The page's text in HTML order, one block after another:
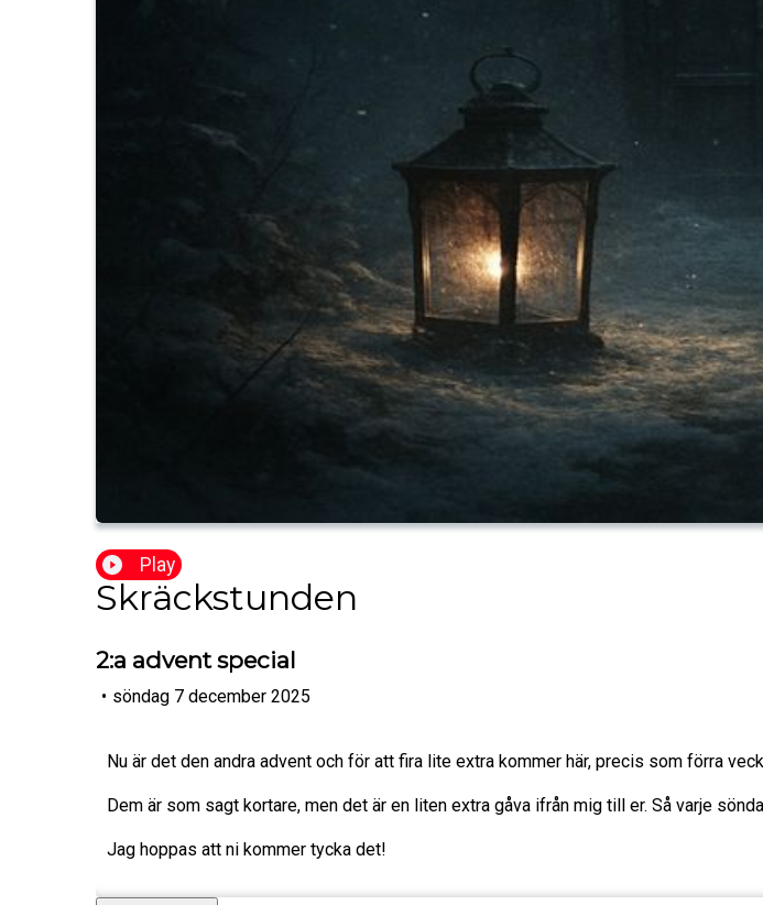
Play
Skräckstunden
2:a advent special
• söndag 7 december 2025
Nu är det den andra advent och för att fira lite extra kommer här, precis som förra
Dem är som sagt kortare, men det är en liten extra gåva ifrån mig till er. Så varje
Jag hoppas att ni kommer tycka det!